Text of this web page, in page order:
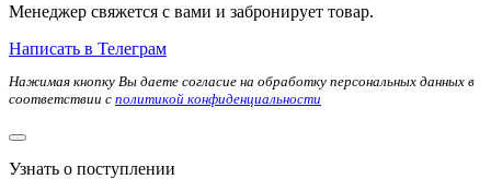
Менеджер свяжется с вами и забронирует товар.
Написать в Телеграм
Нажимая кнопку Вы даете согласие на обработку персональных данных в
соответствии с политикой конфиденциальности
Узнать о поступлении